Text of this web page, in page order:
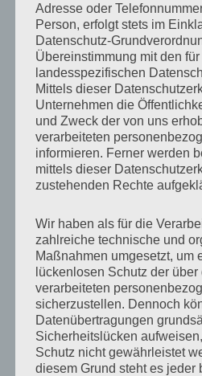
kleine Hausorgel mit vier
Instrument defekt war,
als Instrumentenbauer und
Lehre zu gehen. Auf aus
erlernte Joahnn Michael
(bei Silbermann) und in der
Orgelbaukunst. Seinen
allerdings weiter als Landwirt
verdienen – trotz des Titels
Stumm an den Bau kleiner
ihm fehlte die richtige
die Arbeit Stumms ist ein
Kirche St. Michael in
Instrument mit 14 Registern
Es folgten Orgeln in
seinem Heimatort. Dort
Adresse oder
Person, erfolgt stets im
Datenschutz-
Übereinstimmung mit den
landesspezifischen
Mittels dieser
Unternehmen die
und Zweck der von uns
verarbeiteten
informieren. Ferner werden
mittels dieser
zustehenden Rechte
Wir haben als für die
zahlreiche technische und
Maßnahmen umgesetzt, um
lückenlosen Schutz der
verarbeiteten
sicherzustellen. Dennoch
Datenübertragungen
Sicherheitslücken
Schutz nicht gewährleistet
diesem Grund steht es jeder